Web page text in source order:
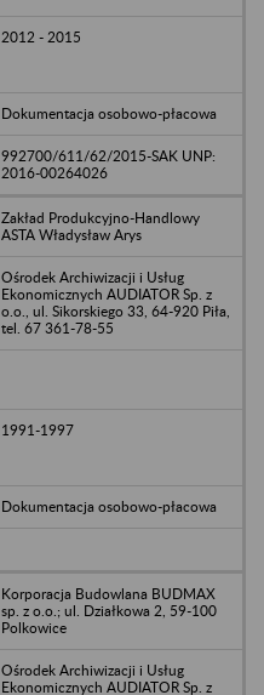
2012 - 2015
Dokumentacja osobowo-płacowa
992700/611/62/2015-SAK UNP:
2016-00264026
Zakład Produkcyjno-Handlowy
ASTA Władysław Arys
Ośrodek Archiwizacji i Usług
Ekonomicznych AUDIATOR Sp. z
o.o., ul. Sikorskiego 33, 64-920 Piła,
tel. 67 361-78-55
1991-1997
Dokumentacja osobowo-płacowa
Korporacja Budowlana BUDMAX
sp. z o.o.; ul. Działkowa 2, 59-100
Polkowice
Ośrodek Archiwizacji i Usług
Ekonomicznych AUDIATOR Sp. z